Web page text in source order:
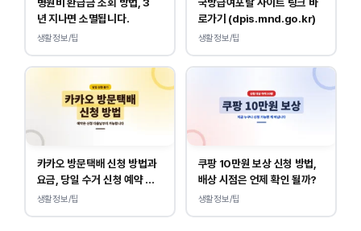
년 지나면 소멸됩니다.
생활정보/팁
로가기 (dpis.mnd.go.kr)
생활정보/팁
카카오 방문택배 신청 방법과
요금, 당일 수거 신청 예약 안
내
생활정보/팁
쿠팡 10만원 보상 신청 방법,
배상 시점은 언제 확인 될까?
생활정보/팁